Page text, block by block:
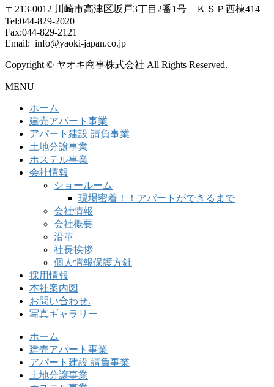
〒213-0012 川崎市高津区坂戸3丁目2番1号 ＫＳＰ西棟414
Tel:044-829-2020
Fax:044-829-2121
Email: info@yaoki-japan.co.jp
Copyright © ヤオキ商事株式会社 All Rights Reserved.
MENU
ホーム
建売アパート事業
アパート建設 請負事業
土地分譲事業
ホステル事業
会社情報
ショールーム
現場密着！！アパートができるまで
会社情報
会社概要
沿革
社長挨拶
個人情報保護方針
採用情報
本社案内図
お問い合わせ.
写真ギャラリー
ホーム
建売アパート事業
アパート建設 請負事業
土地分譲事業